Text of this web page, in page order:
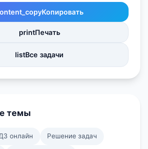
Копировать
printПечать
listВсе задачи
темы
онлайн Решение задач